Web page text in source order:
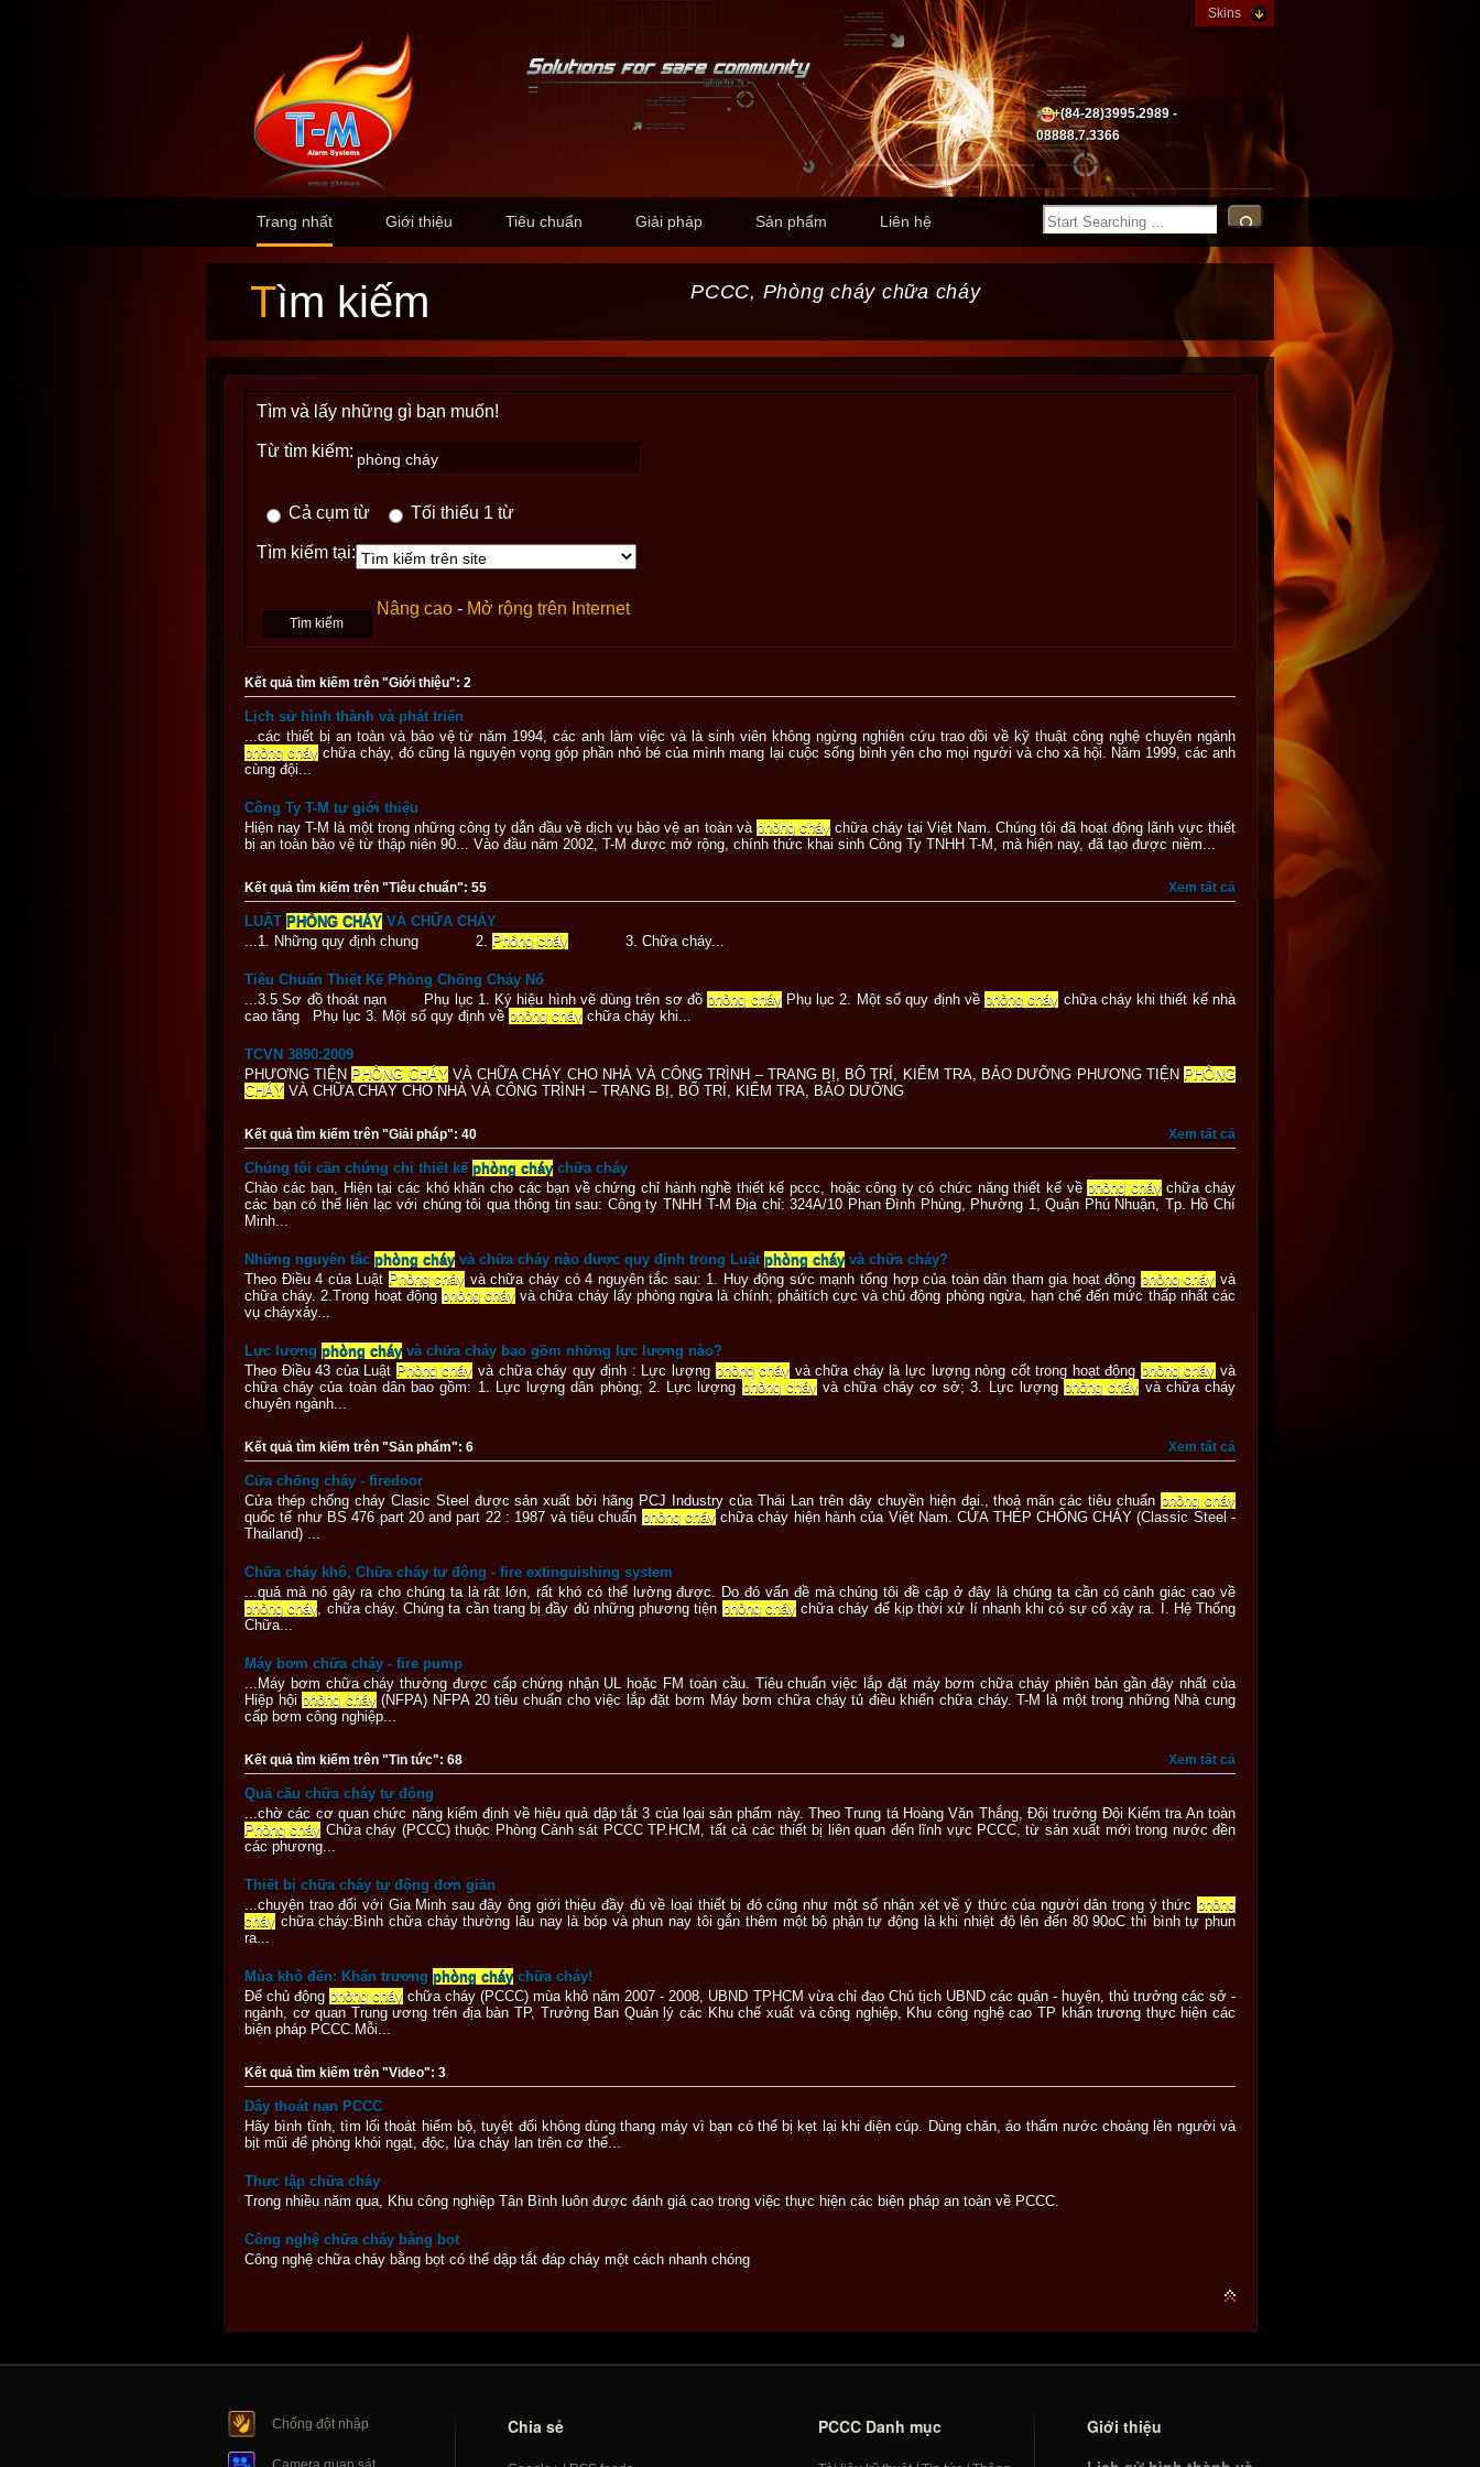
Skins
+(84-28)3995.2989 -
08888.7.3366
Trang nhất Giới thiệu Tiêu chuẩn Giải pháp Sản phẩm Liên hệ
Tìm kiếm PCCC, Phòng cháy chữa cháy
Tìm và lấy những gì bạn muốn!
Từ tìm kiếm:
Cả cụm từ Tối thiểu 1 từ
Tìm kiếm tại:
Nâng cao - Mở rộng trên Internet
Kết quả tìm kiếm trên "Giới thiệu": 2
Lịch sử hình thành và phát triển
...các thiết bị an toàn và bảo vệ từ năm 1994, các anh làm việc và là sinh viên không ngừng nghiên cứu trao dồi về kỹ thuật công nghệ chuyên ngành
phòng cháy chữa cháy, đó cũng là nguyện vọng góp phần nhỏ bé của mình mang lại cuộc sống bình yên cho mọi người và cho xã hội. Năm 1999, các anh
cùng đội...
Công Ty T-M tự giới thiệu
Hiện nay T-M là một trong những công ty dẫn đầu về dịch vụ bảo vệ an toàn và phòng cháychữa cháy tại Việt Nam. Chúng tôi đã hoạt động lãnh vực thiết
bị an toàn bảo vệ từ thập niên 90... Vào đầu năm 2002, T-M được mở rộng, chính thức khai sinh Công Ty TNHH T-M, mà hiện nay, đã tạo được niềm...
Xem tất cả
Kết quả tìm kiếm trên "Tiêu chuẩn": 55
LUẬT PHÒNG CHÁY VÀ CHỮA CHÁY
...1. Những quy định chung 2.
Phòng cháy 3. Chữa cháy...
Tiêu Chuẩn Thiết Kế Phòng Chống Cháy Nổ
...3.5 Sơ đồ thoát nạn Phụ lục 1. Ký hiệu hình vẽ dùng trên sơ đồphòng cháyPhụ lục 2. Một số quy định vềphòng cháy chữa cháy khi thiết kế nhà
cao tầng Phụ lục 3. Một số quy định về phòng cháy chữa cháy khi...
TCVN 3890:2009
PHƯƠNG TIỆN PHÒNG CHÁYVÀ CHỮA CHÁY CHO NHÀ VÀ CÔNG TRÌNH – TRANG BỊ, BỐ TRÍ, KIỂM TRA, BẢO DƯỠNG PHƯƠNG TIỆN PHÒNG
CHÁY VÀ CHỮA CHÁY CHO NHÀ VÀ CÔNG TRÌNH – TRANG BỊ, BỐ TRÍ, KIỂM TRA, BẢO DƯỠNG
Xem tất cả
Kết quả tìm kiếm trên "Giải pháp": 40
Chúng tôi cần chứng chỉ thiết kế phòng cháy chữa cháy
Chào các bạn, Hiện tại các khó khăn cho các bạn về chứng chỉ hành nghề thiết kế pccc, hoặc công ty có chức năng thiết kế vềphòng cháychữa cháy
các bạn có thể liên lạc với chúng tôi qua thông tin sau: Công ty TNHH T-M Địa chỉ: 324A/10 Phan Đình Phùng, Phường 1, Quận Phú Nhuận, Tp. Hồ Chí
Minh...
Những nguyên tắc phòng cháy và chữa cháy nào được quy định trong Luật phòng cháy và chữa cháy?
Theo Điều 4 của Luật Phòng cháy và chữa cháy có 4 nguyên tắc sau: 1. Huy động sức mạnh tổng hợp của toàn dân tham gia hoạt động phòng cháy và
chữa cháy. 2.Trong hoạt động phòng cháy và chữa cháy lấy phòng ngừa là chính; phảitích cực và chủ động phòng ngừa, hạn chế đến mức thấp nhất các
vụ cháyxảy...
Lực lượng phòng cháy và chữa cháy bao gồm những lực lượng nào?
Theo Điều 43 của Luật Phòng cháy và chữa cháy quy định : Lực lượng phòng cháy và chữa cháy là lực lượng nòng cốt trong hoạt động phòng cháy và
chữa cháy của toàn dân bao gồm: 1. Lực lượng dân phòng; 2. Lực lượng phòng cháyvà chữa cháy cơ sở; 3. Lực lượngphòng cháy và chữa cháy
chuyên ngành...
Xem tất cả
Kết quả tìm kiếm trên "Sản phẩm": 6
Cửa chống cháy - firedoor
Cửa thép chống cháy Clasic Steel được sản xuất bởi hãng PCJ Industry của Thái Lan trên dây chuyền hiện đại., thoả mãn các tiêu chuẩnphòng cháy
quốc tế như BS 476 part 20 and part 22 : 1987 và tiêu chuẩn phòng cháychữa cháy hiện hành của Việt Nam. CỬA THÉP CHỐNG CHÁY (Classic Steel -
Thailand) ...
Chữa cháy khô, Chữa cháy tự động - fire extinguishing system
...quả mà nó gây ra cho chúng ta là rât lớn, rất khó có thể lường được. Do đó vấn đề mà chúng tôi đề cập ở đây là chúng ta cần có cảnh giác cao về
phòng cháy, chữa cháy. Chúng ta cần trang bị đầy đủ những phương tiện phòng cháychữa cháy để kịp thời xử lí nhanh khi có sự cố xảy ra. I. Hệ Thống
Chữa...
Máy bơm chữa cháy - fire pump
...Máy bơm chữa cháy thường được cấp chứng nhận UL hoặc FM toàn cầu. Tiêu chuẩn việc lắp đặt máy bơm chữa cháy phiên bản gần đây nhất của
Hiệp hộiphòng cháy(NFPA) NFPA 20 tiêu chuẩn cho việc lắp đặt bơm Máy bơm chữa cháy tủ điều khiển chữa cháy. T-M là một trong những Nhà cung
cấp bơm công nghiệp...
Xem tất cả
Kết quả tìm kiếm trên "Tin tức": 68
Quả cầu chữa cháy tự động
...chờ các cơ quan chức năng kiểm định về hiệu quả dập tắt 3 của lọai sản phẩm này. Theo Trung tá Hoàng Văn Thắng, Đội trưởng Đội Kiểm tra An toàn
Phòng cháy Chữa cháy (PCCC) thuộc Phòng Cảnh sát PCCC TP.HCM, tất cả các thiết bị liên quan đến lĩnh vực PCCC, từ sản xuất mới trong nước đền
các phương...
Thiết bị chữa cháy tự động đơn giản
...chuyện trao đổi với Gia Minh sau đây ông giới thiệu đầy đủ về loại thiết bị đó cũng như một số nhận xét về ý thức của người dân trong ý thức phòng
cháy chữa cháy:Bình chữa cháy thường lâu nay là bóp và phun nay tôi gắn thêm một bộ phận tự động là khi nhiệt độ lên đến 80 90oC thì bình tự phun
ra...
Mùa khô đến: Khẩn trương phòng cháy chữa cháy!
Để chủ độngphòng cháy chữa cháy (PCCC) mùa khô năm 2007 - 2008, UBND TPHCM vừa chỉ đạo Chủ tịch UBND các quận - huyện, thủ trưởng các sở -
ngành, cơ quan Trung ương trên địa bàn TP, Trưởng Ban Quản lý các Khu chế xuất và công nghiệp, Khu công nghệ cao TP khẩn trương thực hiện các
biện pháp PCCC.Mỗi...
Kết quả tìm kiếm trên "Video": 3
Dây thoát nạn PCCC
Hãy bình tĩnh, tìm lối thoát hiểm bộ, tuyệt đối không dùng thang máy vì bạn có thể bị kẹt lại khi điện cúp. Dùng chăn, áo thấm nước choàng lên người và
bịt mũi để phòng khói ngạt, độc, lửa cháy lan trên cơ thể...
Thực tập chữa cháy
Trong nhiều năm qua, Khu công nghiệp Tân Bình luôn được đánh giá cao trong việc thực hiện các biện pháp an toàn về PCCC.
Công nghệ chữa cháy bằng bọt
Công nghệ chữa cháy bằng bọt có thể dập tắt đáp cháy một cách nhanh chóng
Chống đột nhập Chia sẻ PCCC Danh mục
Giới thiệu